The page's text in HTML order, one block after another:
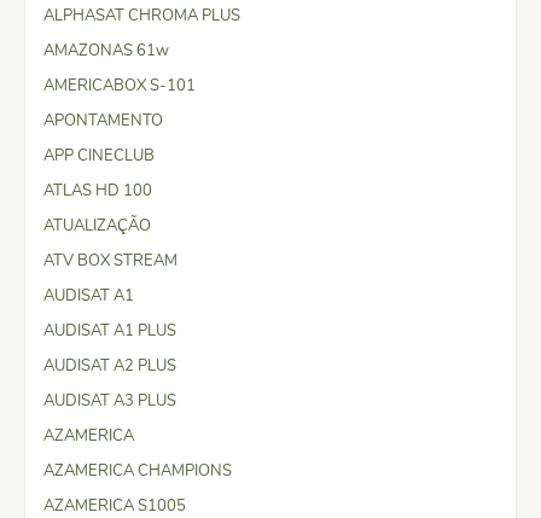
ALPHASAT CHROMA PLUS
AMAZONAS 61w
AMERICABOX S-101
APONTAMENTO
APP CINECLUB
ATLAS HD 100
ATUALIZAÇÃO
ATV BOX STREAM
AUDISAT A1
AUDISAT A1 PLUS
AUDISAT A2 PLUS
AUDISAT A3 PLUS
AZAMERICA
AZAMERICA CHAMPIONS
AZAMERICA S1005